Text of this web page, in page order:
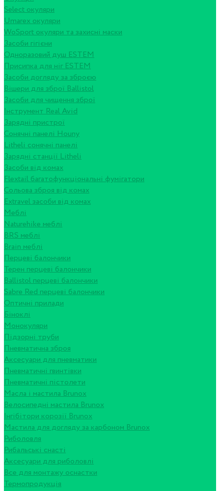
Select окуляри
Umarex окуляри
WoSport окуляри та захисні маски
Засоби гігієни
Одноразовий душ ESTEM
Присипка для ніг ESTEM
Засоби догляду за зброєю
Вішери для зброї Ballistol
Засоби для чищення зброї
Інструмент Real Avid
Зарядні пристрої
Сонячні панелі Houny
Litheli сонячні панелі
Зарядні станції Litheli
Засоби від комах
Flextail багатофункціональні фумігатори
Сольова зброя від комах
Extravel засоби від комах
Меблі
Naturehike меблі
BRS меблі
Brain меблі
Перцеві балончики
Терен перцеві балончики
Ballistol перцеві балончики
Sabre Red перцеві балончики
Оптичні прилади
Біноклі
Монокуляри
Підзорні труби
Пневматична зброя
Аксесуари для пневматики
Пневматичні гвинтівки
Пневматичні пістолети
Масла і мастила Brunox
Велосипедні мастила Brunox
Інгібітори корозії Brunox
Мастила для догляду за карбоном Brunox
Риболовля
Рибальські снасті
Аксесуари для риболовлі
Все для монтажу оснастки
Термопродукція